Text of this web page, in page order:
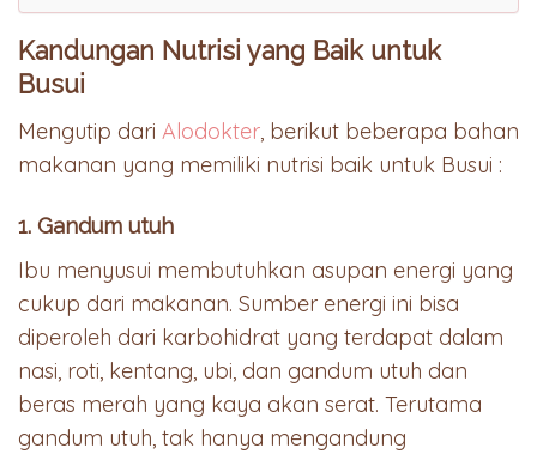
Kandungan Nutrisi yang Baik untuk
Busui
Mengutip dari Alodokter, berikut beberapa bahan
makanan yang memiliki nutrisi baik untuk Busui :
1. Gandum utuh
Ibu menyusui membutuhkan asupan energi yang
cukup dari makanan. Sumber energi ini bisa
diperoleh dari karbohidrat yang terdapat dalam
nasi, roti, kentang, ubi, dan gandum utuh dan
beras merah yang kaya akan serat. Terutama
gandum utuh, tak hanya mengandung